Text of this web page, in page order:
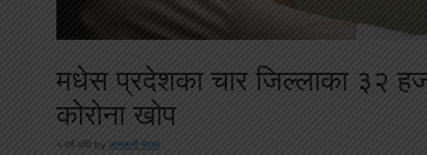
मधेस प्रदेशका चार जिल्लाका ३२
कोरोना खोप
५ वर्ष अघि by जानकारी नेपाल